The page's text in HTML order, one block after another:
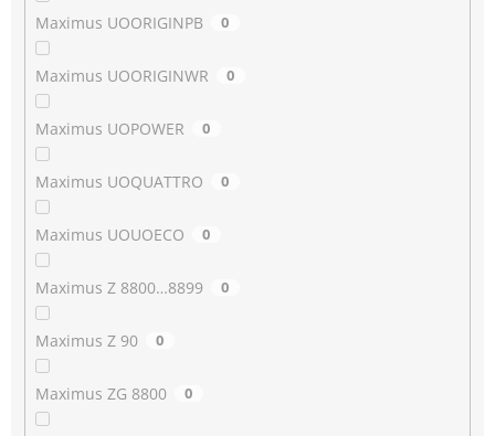
Maximus UOORIGINPB 0
Maximus UOORIGINWR 0
Maximus UOPOWER 0
Maximus UOQUATTRO 0
Maximus UOUOECO 0
Maximus Z 8800…8899 0
Maximus Z 90 0
Maximus ZG 8800 0